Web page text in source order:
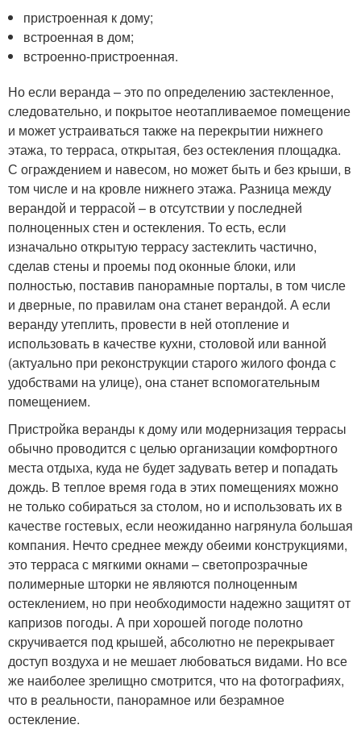
пристроенная к дому;
встроенная в дом;
встроенно-пристроенная.
Но если веранда – это по определению застекленное,
следовательно, и покрытое неотапливаемое помещение
и может устраиваться также на перекрытии нижнего
этажа, то терраса, открытая, без остекления площадка.
С ограждением и навесом, но может быть и без крыши, в
том числе и на кровле нижнего этажа. Разница между
верандой и террасой – в отсутствии у последней
полноценных стен и остекления. То есть, если
изначально открытую террасу застеклить частично,
сделав стены и проемы под оконные блоки, или
полностью, поставив панорамные порталы, в том числе
и дверные, по правилам она станет верандой. А если
веранду утеплить, провести в ней отопление и
использовать в качестве кухни, столовой или ванной
(актуально при реконструкции старого жилого фонда с
удобствами на улице), она станет вспомогательным
помещением.
Пристройка веранды к дому или модернизация террасы
обычно проводится с целью организации комфортного
места отдыха, куда не будет задувать ветер и попадать
дождь. В теплое время года в этих помещениях можно
не только собираться за столом, но и использовать их в
качестве гостевых, если неожиданно нагрянула большая
компания. Нечто среднее между обеими конструкциями,
это терраса с мягкими окнами – светопрозрачные
полимерные шторки не являются полноценным
остеклением, но при необходимости надежно защитят от
капризов погоды. А при хорошей погоде полотно
скручивается под крышей, абсолютно не перекрывает
доступ воздуха и не мешает любоваться видами. Но все
же наиболее зрелищно смотрится, что на фотографиях,
что в реальности, панорамное или безрамное
остекление.